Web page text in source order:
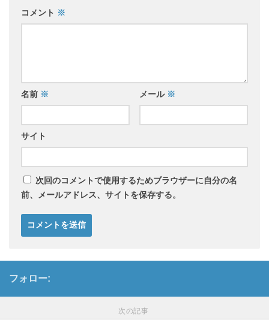
コメント ※
名前 ※ メール ※
サイト
次回のコメントで使用するためブラウザーに自分の名
前、メールアドレス、サイトを保存する。
フォロー:
次の記事